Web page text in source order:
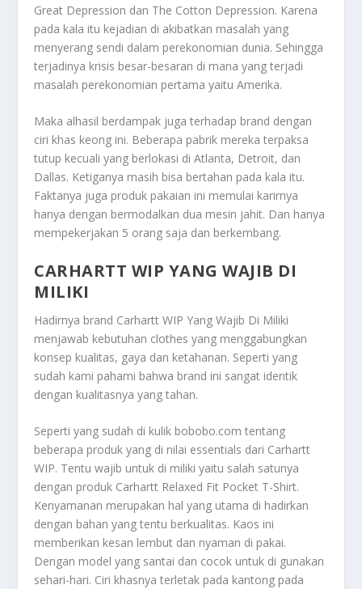
Great Depression dan The Cotton Depression. Karena
pada kala itu kejadian di akibatkan masalah yang
menyerang sendi dalam perekonomian dunia. Sehingga
terjadinya krisis besar-besaran di mana yang terjadi
masalah perekonomian pertama yaitu Amerika.
Maka alhasil berdampak juga terhadap brand dengan
ciri khas keong ini. Beberapa pabrik mereka terpaksa
tutup kecuali yang berlokasi di Atlanta, Detroit, dan
Dallas. Ketiganya masih bisa bertahan pada kala itu.
Faktanya juga produk pakaian ini memulai karirnya
hanya dengan bermodalkan dua mesin jahit. Dan hanya
mempekerjakan 5 orang saja dan berkembang.
CARHARTT WIP YANG WAJIB DI
MILIKI
Hadirnya brand Carhartt WIP Yang Wajib Di Miliki
menjawab kebutuhan clothes yang menggabungkan
konsep kualitas, gaya dan ketahanan. Seperti yang
sudah kami pahami bahwa brand ini sangat identik
dengan kualitasnya yang tahan.
Seperti yang sudah di kulik bobobo.com tentang
beberapa produk yang di nilai essentials dari Carhartt
WIP. Tentu wajib untuk di miliki yaitu salah satunya
dengan produk Carhartt Relaxed Fit Pocket T-Shirt.
Kenyamanan merupakan hal yang utama di hadirkan
dengan bahan yang tentu berkualitas. Kaos ini
memberikan kesan lembut dan nyaman di pakai.
Dengan model yang santai dan cocok untuk di gunakan
sehari-hari. Ciri khasnya terletak pada kantong pada